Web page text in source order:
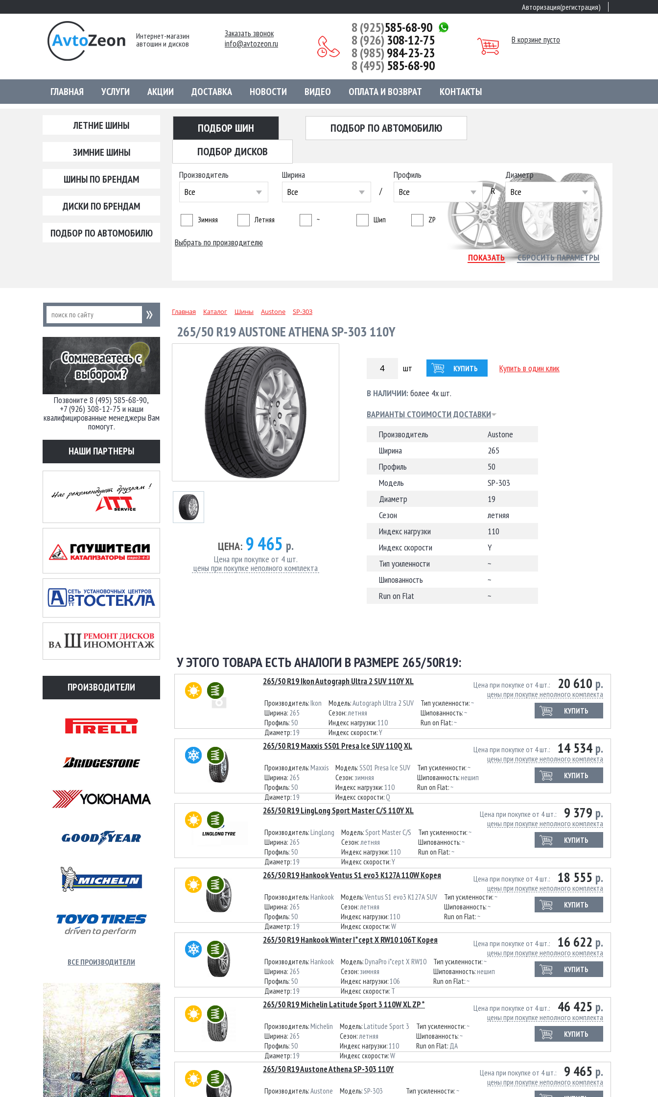
Авторизация(регистрация)
Интернет-магазин
автошин и дисков
Заказать звонок
info@avtozeon.ru
8 (925)585-68-90
8 (926) 308-12-75
8 (985)984-23-23
8 (495) 585-68-90
В корзине пусто
ГЛАВНАЯ УСЛУГИ АКЦИИ ДОСТАВКА НОВОСТИ ВИДЕО ОПЛАТА И ВОЗВРАТ КОНТАКТЫ
ЛЕТНИЕ ШИНЫ
ЗИМНИЕ ШИНЫ
ШИНЫ ПО БРЕНДАМ
ДИСКИ ПО БРЕНДАМ
ПОДБОР ПО АВТОМОБИЛЮ
ПОДБОР ШИН
ПОДБОР ПО АВТОМОБИЛЮ
ПОДБОР ДИСКОВ
Производитель
Все
Ширина
Все
/
Профиль
Все
R
Диаметр
Все
Зимняя Летняя ~ Шип ZP
Выбрать по производителю
Позвоните 8 (495) 585-68-90,
+7 (926) 308-12-75 и наши
квалифицированные менеджеры Вам
помогут.
НАШИ ПАРТНЕРЫ
ПРОИЗВОДИТЕЛИ
ВСЕ ПРОИЗВОДИТЕЛИ
Главная Каталог Шины Austone SP-303
265/50 R19 AUSTONE ATHENA SP-303 110Y
ЦЕНА:9 465 р.
Цена при покупке от 4 шт.
цены при покупке неполного комплекта
шт КУПИТЬ Купить в один клик
В НАЛИЧИИ:более 4х шт.
ВАРИАНТЫ СТОИМОСТИ ДОСТАВКИ
Производитель
Austone
Ширина
265
Профиль
50
Модель
SP-303
Диаметр
19
Сезон
летняя
Индекс нагрузки
110
Индекс скорости
Y
Тип усиленности
~
Шипованность
~
Run on Flat
~
У ЭТОГО ТОВАРА ЕСТЬ АНАЛОГИ В РАЗМЕРЕ 265/50R19:
265/50 R19 Ikon Autograph Ultra 2 SUV 110Y XL 20 610 р.
Цена при покупке от 4 шт.
цены при покупке неполного комплекта
КУПИТЬ
Производитель: Ikon
Ширина: 265
Профиль: 50
Диаметр:19
Модель:Autograph Ultra 2 SUV
Сезон:летняя
Индекс нагрузки:110
Индекс скорости:Y
Тип усиленности:~
Шипованность:~
Run on Flat:~
265/50 R19 Maxxis SS01 Presa Ice SUV 110Q XL 14 534 р.
Цена при покупке от 4 шт.
цены при покупке неполного комплекта
КУПИТЬ
Производитель: Maxxis
Ширина: 265
Профиль: 50
Диаметр:19
Модель:SS01 Presa Ice SUV
Сезон: зимняя
Индекс нагрузки:110
Индекс скорости: Q
Тип усиленности:~
Шипованность: нешип
Run on Flat:~
265/50 R19 LingLong Sport Master C/S 110Y XL 9 379 р.
Цена при покупке от 4 шт.
цены при покупке неполного комплекта
КУПИТЬ
Производитель: LingLong
Ширина: 265
Профиль: 50
Диаметр:19
Модель:Sport Master C/S
Сезон:летняя
Индекс нагрузки:110
Индекс скорости:Y
Тип усиленности:~
Шипованность:~
Run on Flat:~
265/50 R19 Hankook Ventus S1 evo3 K127A 110W Корея 18 555 р.
Цена при покупке от 4 шт.
цены при покупке неполного комплекта
КУПИТЬ
Производитель: Hankook
Ширина: 265
Профиль: 50
Диаметр:19
Модель:Ventus S1 evo3 K127A SUV
Сезон:летняя
Индекс нагрузки:110
Индекс скорости:W
Тип усиленности:~
Шипованность:~
Run on Flat:~
265/50 R19 Hankook Winter I*cept X RW10 106T Корея 16 622 р.
Цена при покупке от 4 шт.
цены при покупке неполного комплекта
КУПИТЬ
Производитель: Hankook
Ширина: 265
Профиль: 50
Диаметр:19
Модель: DynaPro i*cept X RW10
Сезон: зимняя
Индекс нагрузки:106
Индекс скорости: T
Тип усиленности:~
Шипованность: нешип
Run on Flat:~
265/50 R19 Michelin Latitude Sport 3 110W XL ZP * 46 425 р.
Цена при покупке от 4 шт.
цены при покупке неполного комплекта
КУПИТЬ
Производитель: Michelin
Ширина: 265
Профиль: 50
Диаметр:19
Модель: Latitude Sport 3
Сезон:летняя
Индекс нагрузки:110
Индекс скорости:W
Тип усиленности:~
Шипованность:~
Run on Flat: ДА
265/50 R19 Austone Athena SP-303 110Y 9 465 р.
Цена при покупке от 4 шт.
цены при покупке неполного комплекта
Производитель:Austone
Модель:SP-303
Тип усиленности:~